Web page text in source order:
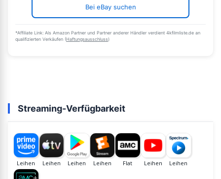
Bei eBay suchen
*Affiliate Link: Als Amazon Partner und Partner anderer Händler verdient 4kfilmliste.de an
qualifizierten Verkäufen (Haftungsausschluss)
Streaming-Verfügbarkeit